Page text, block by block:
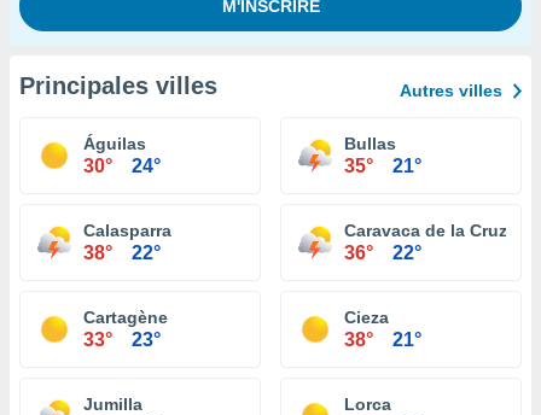
Principales villes Autres villes
Águilas
30° 24°
Bullas
35° 21°
Calasparra
38° 22°
Caravaca de la Cruz
36° 22°
Cartagène
33° 23°
Cieza
38° 21°
Jumilla Lorca